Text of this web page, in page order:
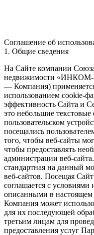
Соглашение об
1. Общие сведения
На Сайте компании
недвижимости
— Компания)
использованием cookie-
эффективность Сайта и
это небольшие
пользовательском
посещались
того, чтобы веб-сайты
чтобы предоставлять
администрации веб-
стандартная на данный
веб-сайтов. Посещая
соглашается с условиями
описанными в настоящем
Компания может
для их последующей
третьим лицам для
предоставления услуг